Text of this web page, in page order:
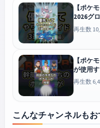
【ポケ
2026グ
選 #ポ
再生数
【ポケ
が使用
ケモン
再生数
こんなチャンネルも